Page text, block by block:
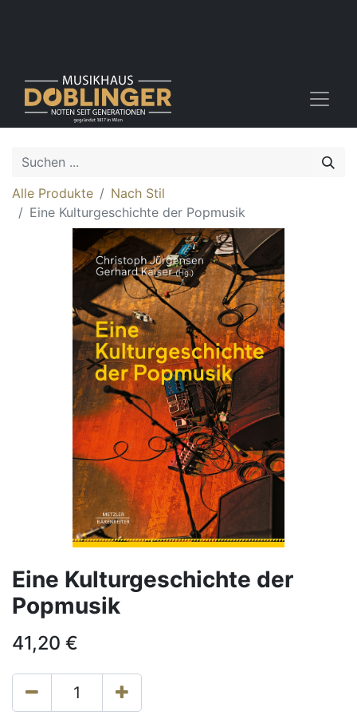
Alle Produkte
Nach Stil
Eine Kulturgeschichte der Popmusik
Eine Kulturgeschichte der
Popmusik
41,20 €